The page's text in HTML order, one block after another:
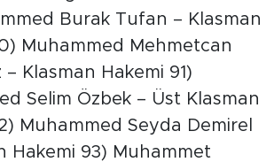
Burak Tufan – Klasman
Muhammed Mehmetcan
Klasman Hakemi 91)
Selim Özbek – Üst Klasman
Muhammed Seyda Demirel
Hakemi 93) Muhammet